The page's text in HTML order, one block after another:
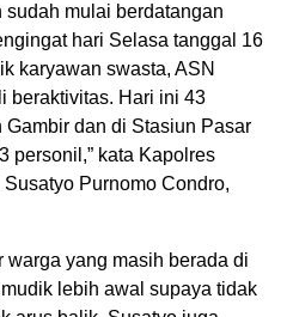
sudah mulai berdatangan
hari Selasa tanggal 16
karyawan swasta, ASN
beraktivitas. Hari ini 43
dan di Stasiun Pasar
personil,” kata Kapolres
Purnomo Condro,
warga yang masih berada di
lebih awal supaya tidak